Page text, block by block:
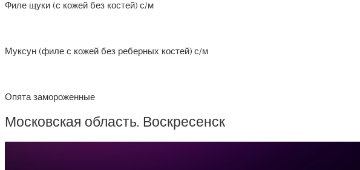
Филе щуки (с кожей без костей) с/м
Муксун (филе с кожей без реберных костей) с/м
Опята замороженные
Московская область. Воскресенск